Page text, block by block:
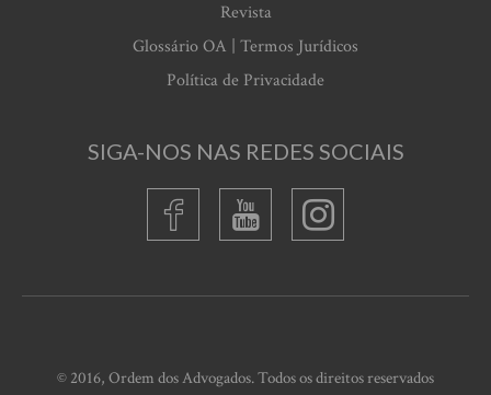
Revista
Glossário OA | Termos Jurídicos
Política de Privacidade
SIGA-NOS NAS REDES SOCIAIS
© 2016, Ordem dos Advogados. Todos os direitos reservados